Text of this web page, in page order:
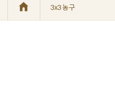
3x3 농구